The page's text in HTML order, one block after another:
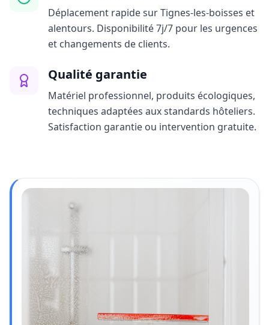
Déplacement rapide sur Tignes-les-boisses et
alentours. Disponibilité 7j/7 pour les urgences
et changements de clients.
Qualité garantie
Matériel professionnel, produits écologiques,
techniques adaptées aux standards hôteliers.
Satisfaction garantie ou intervention gratuite.